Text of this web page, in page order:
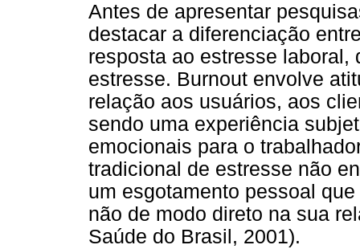
Antes de apresentar
destacar a diferenciação
resposta ao estresse laboral,
estresse. Burnout envolve
relação aos usuários, aos
sendo uma experiência
emocionais para o
tradicional de estresse não
um esgotamento pessoal
não de modo direto na sua
Saúde do Brasil, 2001).